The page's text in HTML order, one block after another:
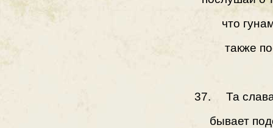
что
также
37. Та слава
бывает